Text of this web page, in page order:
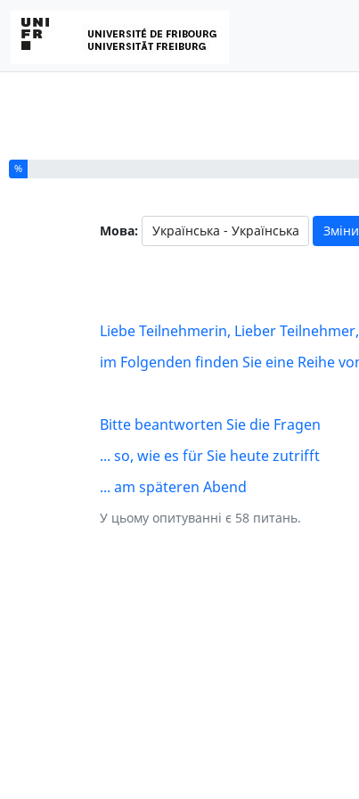
Ви заповнили % цього опитування
%
Мова:
Liebe Teilnehmerin, Lieber Teilnehmer,
im Folgenden finden Sie eine Reihe
Bitte beantworten Sie die Fragen
... so, wie es für Sie heute zutrifft
... am späteren Abend
У цьому опитуванні є 58 питань.